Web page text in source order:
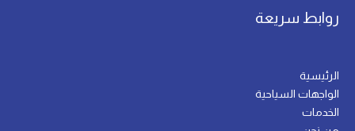
روابط سريعة
الرئيسية
الواجهات السياحية
الخدمات